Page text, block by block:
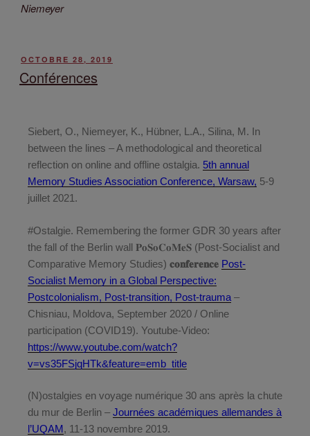
Niemeyer
OCTOBRE 28, 2019
Conférences
Siebert, O., Niemeyer, K., Hübner, L.A., Silina, M. In
between the lines – A methodological and theoretical
reflection on online and offline ostalgia. 5th annual
Memory Studies Association Conference, Warsaw, 5-9
juillet 2021.
#Ostalgie. Remembering the former GDR 30 years after
the fall of the Berlin wall 𝐏𝐨𝐒𝐨𝐂𝐨𝐌𝐞𝐒 (Post-Socialist and
Comparative Memory Studies) 𝐜𝐨𝐧𝐟𝐞𝐫𝐞𝐧𝐜𝐞 Post-
Socialist Memory in a Global Perspective:
Postcolonialism, Post-transition, Post-trauma –
Chisniau, Moldova, September 2020 / Online
participation (COVID19). Youtube-Video:
https://www.youtube.com/watch?
v=vs35FSjqHTk&feature=emb_title
(N)ostalgies en voyage numérique 30 ans après la chute
du mur de Berlin – Journées académiques allemandes à
l’UQAM, 11-13 novembre 2019.